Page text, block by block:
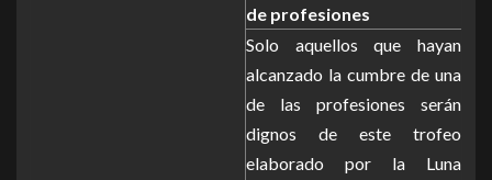
de profesiones
Solo aquellos que hayan
alcanzado la cumbre de una
de las profesiones serán
dignos de este trofeo
elaborado por la Luna